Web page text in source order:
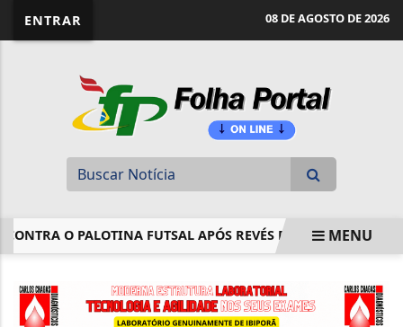
ENTRAR 08 DE AGOSTO DE 2026
O PALOTINA FUTSAL APÓS REVÉS DRAMÁTICOMENU